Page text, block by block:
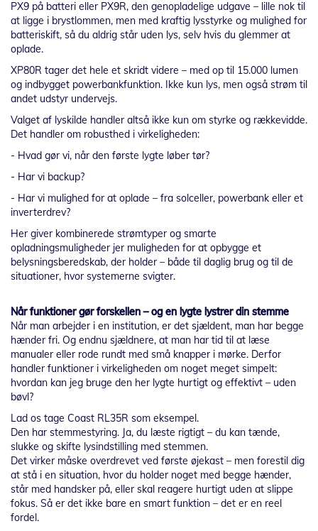
PX9 på batteri eller PX9R, den genopladelige udgave – lille nok til
at ligge i brystlommen, men med kraftig lysstyrke og mulighed for
batteriskift, så du aldrig står uden lys, selv hvis du glemmer at
oplade.
XP80R tager det hele et skridt videre – med op til 15.000 lumen
og indbygget powerbankfunktion. Ikke kun lys, men også strøm til
andet udstyr undervejs.
Valget af lyskilde handler altså ikke kun om styrke og rækkevidde.
Det handler om robusthed i virkeligheden:
- Hvad gør vi, når den første lygte løber tør?
- Har vi backup?
- Har vi mulighed for at oplade – fra solceller, powerbank eller et
inverterdrev?
Her giver kombinerede strømtyper og smarte
opladningsmuligheder jer muligheden for at opbygge et
belysningsberedskab, der holder – både til daglig brug og til de
situationer, hvor systemerne svigter.
Når funktioner gør forskellen – og en lygte lystrer din stemme
Når man arbejder i en institution, er det sjældent, man har begge
hænder fri. Og endnu sjældnere, at man har tid til at læse
manualer eller rode rundt med små knapper i mørke. Derfor
handler funktioner i virkeligheden om noget meget simpelt:
hvordan kan jeg bruge den her lygte hurtigt og effektivt – uden
bøvl?
Lad os tage Coast RL35R som eksempel.
Den har stemmestyring. Ja, du læste rigtigt – du kan tænde,
slukke og skifte lysindstilling med stemmen.
Det virker måske overdrevet ved første øjekast – men forestil dig
at stå i en situation, hvor du holder noget med begge hænder,
står med handsker på, eller skal reagere hurtigt uden at slippe
fokus. Så er det ikke bare en smart funktion – det er en reel
fordel.